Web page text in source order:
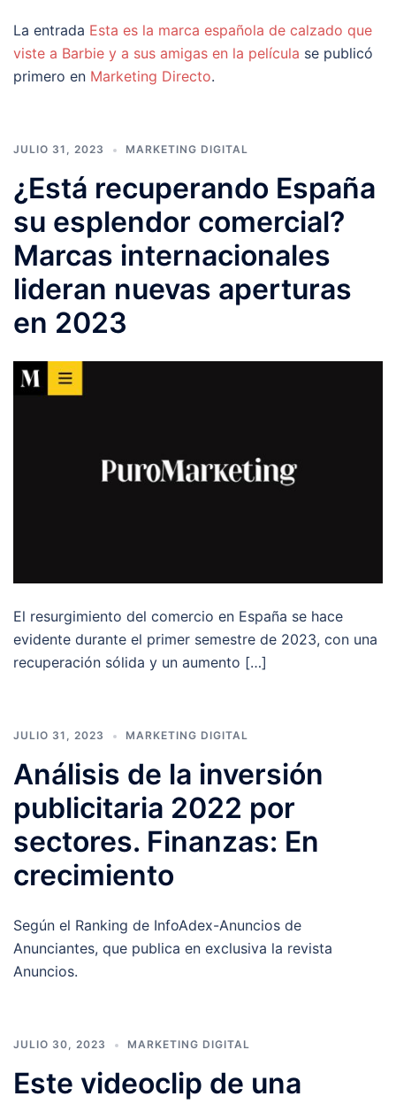
La entrada Esta es la marca española de calzado que
viste a Barbie y a sus amigas en la película se publicó
primero en Marketing Directo.
JULIO 31, 2023 MARKETING DIGITAL
¿Está recuperando España
su esplendor comercial?
Marcas internacionales
lideran nuevas aperturas
en 2023
El resurgimiento del comercio en España se hace
evidente durante el primer semestre de 2023, con una
recuperación sólida y un aumento […]
JULIO 31, 2023 MARKETING DIGITAL
Análisis de la inversión
publicitaria 2022 por
sectores. Finanzas: En
crecimiento
Según el Ranking de InfoAdex-Anuncios de
Anunciantes, que publica en exclusiva la revista
Anuncios.
JULIO 30, 2023 MARKETING DIGITAL
Este videoclip de una